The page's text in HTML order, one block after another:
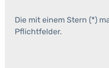
Die mit einem Stern (*)
Pflichtfelder.